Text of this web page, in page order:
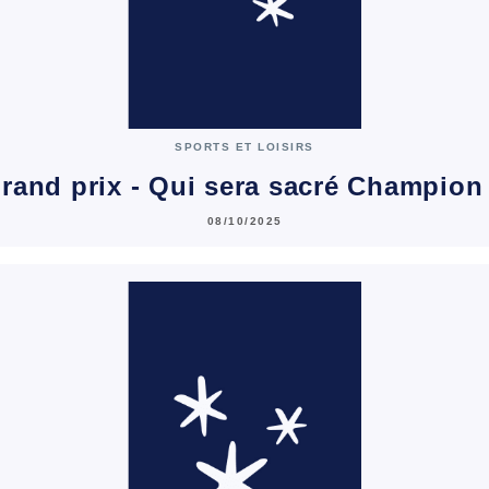
SPORTS ET LOISIRS
prix - Qui sera sacré Champion
08/10/2025